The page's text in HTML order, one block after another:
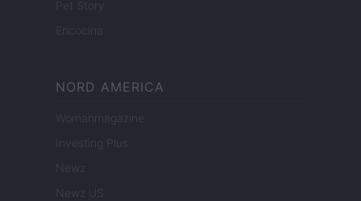
Encocina
NORD AMERICA
Womanmagazine
Investing Plus
Newz
Newz US